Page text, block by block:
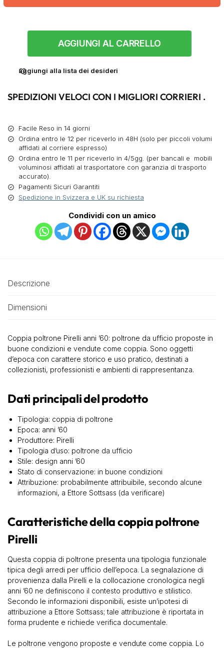
AGGIUNGI AL CARRELLO
aggiungi alla lista dei desideri
SPEDIZIONI VELOCI CON I MIGLIORI CORRIERI .
Facile Reso in 14 giorni
Ordina entro le 12 per riceverlo in 48H (solo per piccoli volumi
affidati al corriere espresso)
Ordina entro le 11 per riceverlo in 4/5gg. (per bancali e mobili
voluminosi affidati al trasportatore con garanzia di trasporto
accurato).
Pagamenti Sicuri Garantiti
Spedizione in Svizzera e UK su richiesta
Condividi con un amico
Descrizione
Dimensioni
Coppia poltrone Pirelli anni ’60: poltrone da ufficio proposte in
buone condizioni e vendute come coppia. Sono oggetti
d’epoca con carattere storico e uso pratico, destinati a
collezionisti, professionisti e ambienti di rappresentanza.
Dati principali del prodotto
Tipologia: coppia di poltrone
Epoca: anni ’60
Produttore: Pirelli
Tipologia d’uso: poltrone da ufficio
Stile: design anni ’60
Stato di conservazione: in buone condizioni
Attribuzione: probabilmente attribuibile, secondo alcune
informazioni, a Ettore Sottsass (da verificare)
Caratteristiche della coppia poltrone
Pirelli
Questa coppia di poltrone presenta una tipologia funzionale
tipica degli arredi per ufficio dell’epoca. La segnalazione di
provenienza dalla Pirelli e la collocazione cronologica negli
anni ’60 ne definiscono il contesto produttivo e stilistico.
Secondo le informazioni disponibili, esiste un’ipotesi di
attribuzione a Ettore Sottsass; tale attribuzione è riportata in
forma prudente e richiede verifica documentale.
Le poltrone vengono proposte e vendute come coppia. Lo